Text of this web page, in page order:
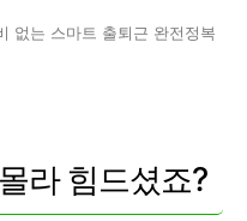
없는 스마트 출퇴근 완전정복
라 힘드셨죠?